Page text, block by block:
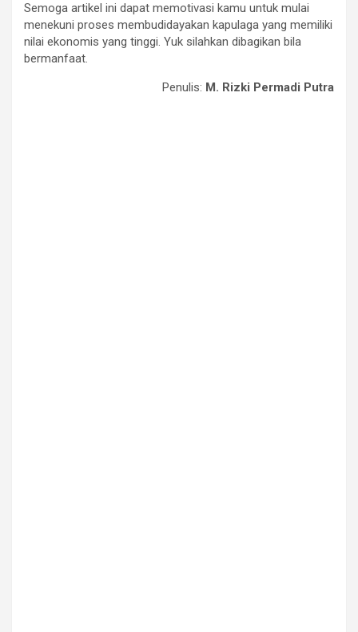
Semoga artikel ini dapat memotivasi kamu untuk mulai
menekuni proses membudidayakan kapulaga yang memiliki
nilai ekonomis yang tinggi. Yuk silahkan dibagikan bila
bermanfaat.
Penulis: M. Rizki Permadi Putra